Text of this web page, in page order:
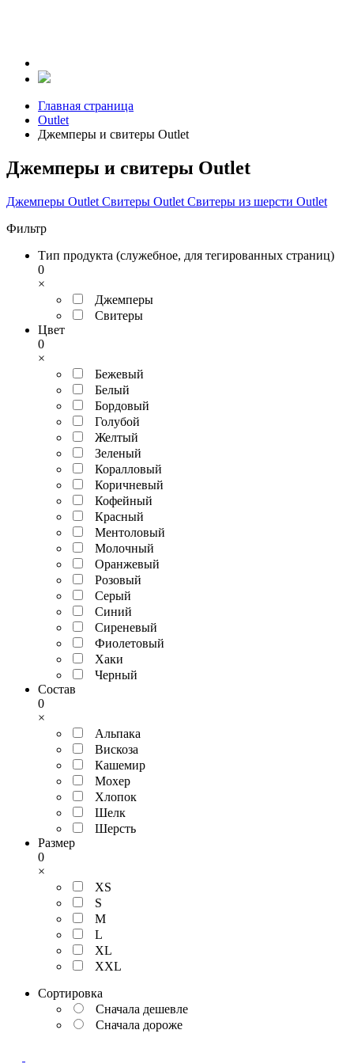
Главная страница
Outlet
Джемперы и свитеры Outlet
Джемперы и свитеры Outlet
Джемперы Outlet Свитеры Outlet Свитеры из шерсти Outlet
Фильтр
Тип продукта (служебное, для тегированных страниц)
0
×
Джемперы
Свитеры
Цвет
0
×
Бежевый
Белый
Бордовый
Голубой
Желтый
Зеленый
Коралловый
Коричневый
Кофейный
Красный
Ментоловый
Молочный
Оранжевый
Розовый
Серый
Синий
Сиреневый
Фиолетовый
Хаки
Черный
Состав
0
×
Альпака
Вискоза
Кашемир
Мохер
Хлопок
Шелк
Шерсть
Размер
0
×
XS
S
M
L
XL
XXL
Сортировка
Сначала дешевле
Сначала дороже